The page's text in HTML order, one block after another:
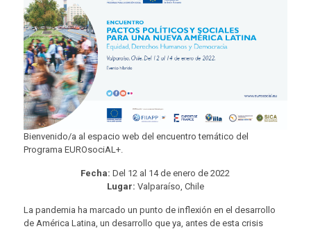
Bienvenido/a al espacio web del encuentro temático del
Programa EUROsociAL+.
Fecha: Del 12 al 14 de enero de 2022
Lugar: Valparaíso, Chile
La pandemia ha marcado un punto de inflexión en el desarrollo
de América Latina, un desarrollo que ya, antes de esta crisis